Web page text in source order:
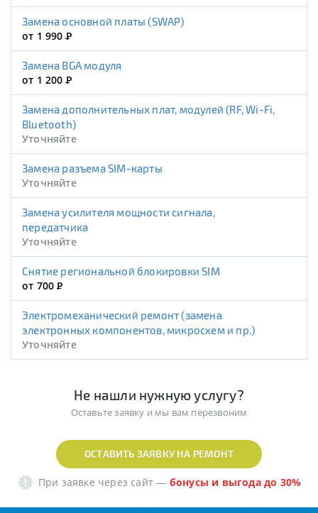
Замена основной платы (SWAP)
от 1 990Р
Замена BGA модуля
от 1 200Р
Замена дополнительных плат, модулей (RF, Wi-Fi,
Bluetooth)
Уточняйте
Замена разъема SIM-карты
Уточняйте
Замена усилителя мощности сигнала,
передатчика
Уточняйте
Снятие региональной блокировки SIM
от 700Р
Электромеханический ремонт (замена
электронных компонентов, микросхем и пр.)
Уточняйте
Не нашли нужную услугу?
Оставьте заявку и мы вам перезвоним
ОСТАВИТЬ ЗАЯВКУ НА РЕМОНТ
При заявке через сайт — бонусы и выгода до 30%